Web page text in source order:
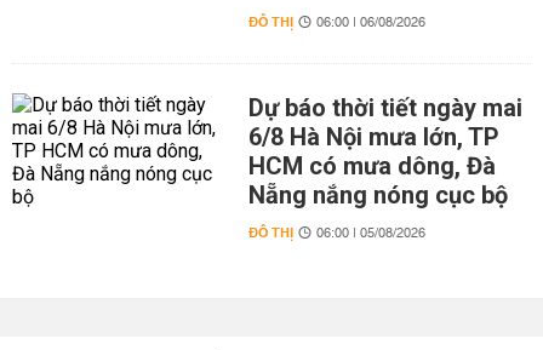
ĐÔ THỊ 06:00 | 06/08/2026
Dự báo thời tiết ngày mai
6/8 Hà Nội mưa lớn, TP
HCM có mưa dông, Đà
Nẵng nắng nóng cục bộ
ĐÔ THỊ 06:00 | 05/08/2026